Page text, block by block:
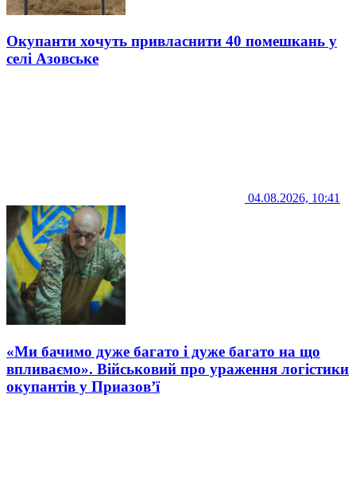
Окупанти хочуть привласнити 40 помешкань у
селі Азовське
04.08.2026, 10:41
«Ми бачимо дуже багато і дуже багато на що
впливаємо». Військовий про ураження логістики
окупантів у Приазов’ї